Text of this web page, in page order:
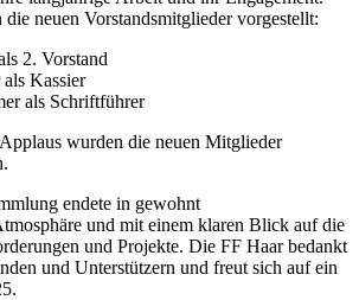
neuen Vorstandsmitglieder vorgestellt:
2. Vorstand
Kassier
als Schriftführer
wurden die neuen Mitglieder
endete in gewohnt
und mit einem klaren Blick auf die
und Projekte. Die FF Haar bedankt
und Unterstützern und freut sich auf ein